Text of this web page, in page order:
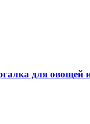
для овощей